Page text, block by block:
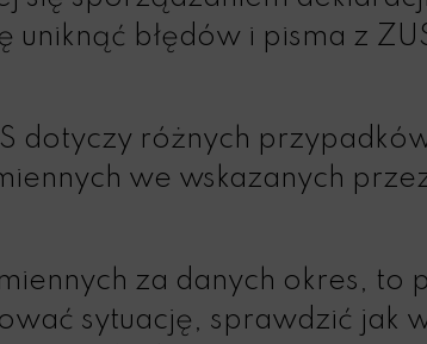
błędów i pisma z
dotyczy różnych
we wskazanych
za danych okres, to
sytuację, sprawdzić jak